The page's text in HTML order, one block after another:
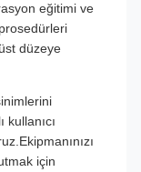
eğitimi ve
düzeye
kullanıcı
için